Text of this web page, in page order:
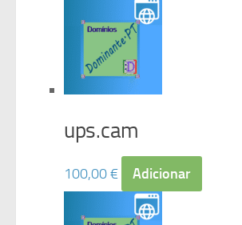
ups.cam
100,00€ Adicionar